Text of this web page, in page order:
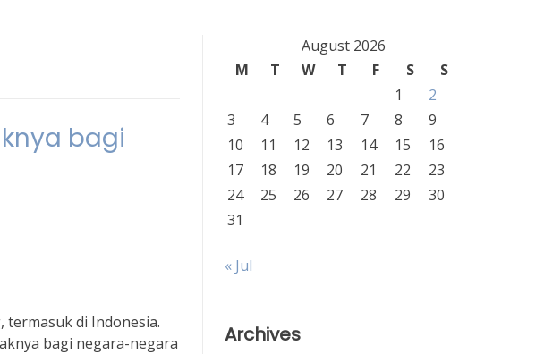
bagi
di Indonesia.
bagi negara-negara
August 2026
M
T W T F S
S
1
2
3
4 5 6 7 8
9
10
11 12 13 14 15
16
17
18 19 20 21 22
23
24
25 26 27 28 29
30
31
« Jul
Archives